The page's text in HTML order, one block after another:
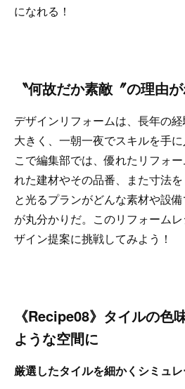
になれる！
〝何故だか素敵〞の理由
デザインリフォームは、長年の
大きく、一朝一夜でスキルを手
こで編集部では、優れたリフォ
れた建材やその品番、また寸法
と光るプランがどんな素材や設
が丸分かりだ。このリフォーム
ザイン提案に挑戦してみよう！
《Recipe08》タイルの色
ような空間に
厳選したタイルを細かくシミュ